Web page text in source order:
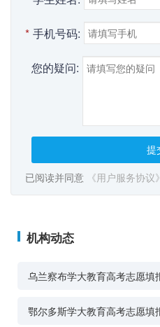
* 手机号码:
您的疑问:
提
已阅读并同意 《用户服务协议》
机构动态
乌兰察布学大教育高考志愿填
鄂尔多斯学大教育高考志愿填